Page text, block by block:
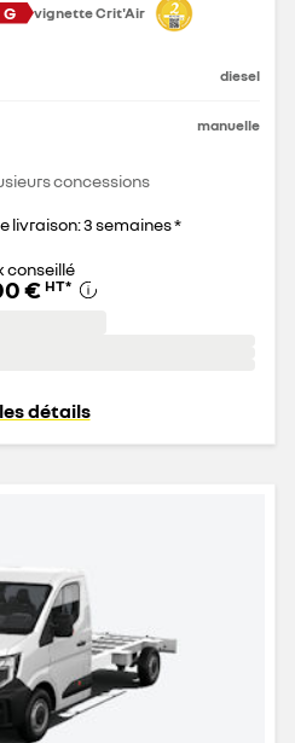
G vignette Crit'Air
diesel
manuelle
concessions
livraison: 3 semaines *
conseillé
€ HT*
détails